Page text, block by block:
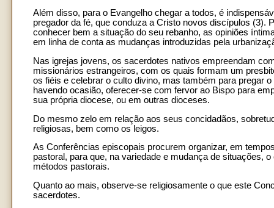
Além disso, para o Evangelho chegar a todos, é
pregador da fé, que conduza a Cristo novos discípulos (3).
conhecer bem a situação do seu rebanho, as opiniões
em linha de conta as mudanças introduzidas pela
Nas igrejas jovens, os sacerdotes nativos empreendam
missionários estrangeiros, com os quais formam um
os fiéis e celebrar o culto divino, mas também para pregar
havendo ocasião, oferecer-se com fervor ao Bispo para
sua própria diocese, ou em outras dioceses.
Do mesmo zelo em relação aos seus concidadãos,
religiosas, bem como os leigos.
As Conferências episcopais procurem organizar, em
pastoral, para que, na variedade e mudança de situações,
métodos pastorais.
Quanto ao mais, observe-se religiosamente o que este
sacerdotes.